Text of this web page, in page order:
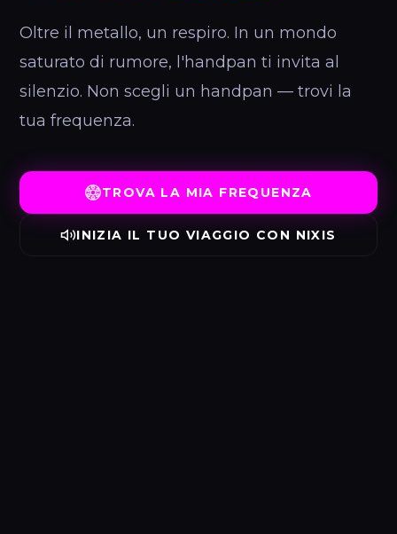
Oltre il metallo, un respiro. In un mondo
saturato di rumore, l'handpan ti invita al
silenzio. Non scegli un handpan — trovi la
tua frequenza.
TROVA LA MIA FREQUENZA
INIZIA IL TUO VIAGGIO CON NIXIS